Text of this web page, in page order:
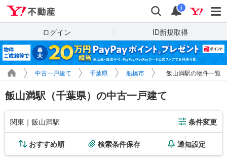
検索 通知
i
ログイン ID新規取得
中古一戸建て 千葉県 船橋市 飯山満駅の物件一覧
飯山満駅（千葉県）の中古一戸建て
関東｜飯山満駅 条件変更
おすすめ順 検索条件保存 通知設定